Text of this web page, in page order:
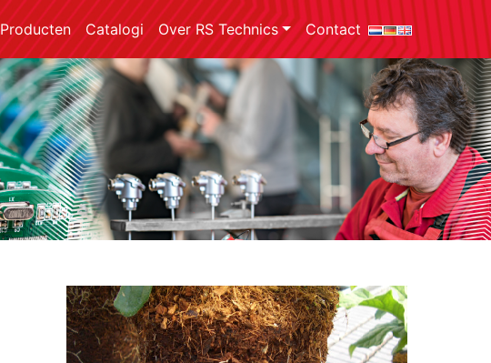
Producten Catalogi Over RS Technics Contact